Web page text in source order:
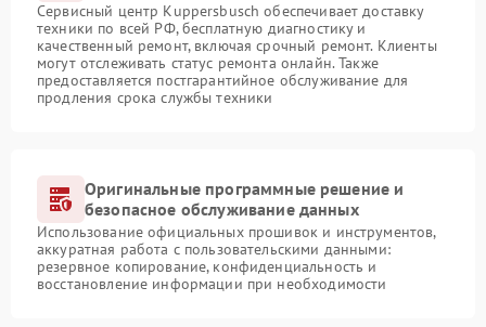
Сервисный центр Kuppersbusch обеспечивает доставку
техники по всей РФ, бесплатную диагностику и
качественный ремонт, включая срочный ремонт. Клиенты
могут отслеживать статус ремонта онлайн. Также
предоставляется постгарантийное обслуживание для
продления срока службы техники
Оригинальные программные решение и
безопасное обслуживание данных
Использование официальных прошивок и инструментов,
аккуратная работа с пользовательскими данными:
резервное копирование, конфиденциальность и
восстановление информации при необходимости